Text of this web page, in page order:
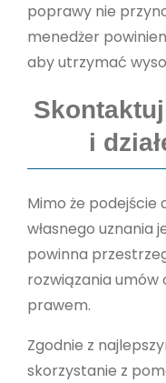
poprawy nie
menedżer
aby utrzymać
Skontaktuj
i
Mimo że podejście
własnego uznania
powinna
rozwiązania umów
prawem.
Zgodnie z
skorzystanie z